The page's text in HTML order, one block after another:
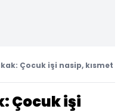
Çocuk işi nasip, kısmet
Çocuk işi